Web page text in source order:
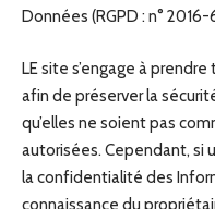
Données (RGPD : n° 2016-
LE site s’engage à
afin de préserver la
qu’elles ne soient pas
autorisées. Cependant, si
la confidentialité des
connaissance du